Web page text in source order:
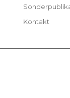
Kontakt